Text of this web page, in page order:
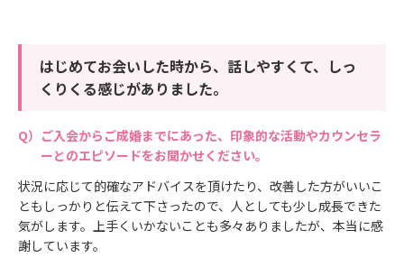
はじめてお会いした時から、話しやすくて、しっ
くりくる感じがありました。
ご入会からご成婚までにあった、印象的な活動やカウンセラ
ーとのエピソードをお聞かせください。
状況に応じて的確なアドバイスを頂けたり、改善した方がいいこ
ともしっかりと伝えて下さったので、人としても少し成長できた
気がします。上手くいかないことも多々ありましたが、本当に感
謝しています。